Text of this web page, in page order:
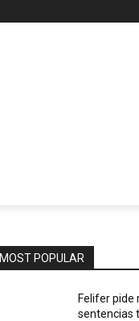
MOST POPULAR
Felifer pide
sentencias